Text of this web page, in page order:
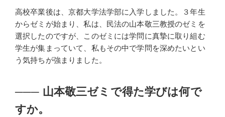
高校卒業後は、京都大学法学部に入学しました。３年生
からゼミが始まり、私は、民法の山本敬三教授のゼミを
選択したのですが、このゼミには学問に真摯に取り組む
学生が集まっていて、私もその中で学問を深めたいとい
う気持ちが強まりました。
─── 山本敬三ゼミで得た学びは何で
すか。